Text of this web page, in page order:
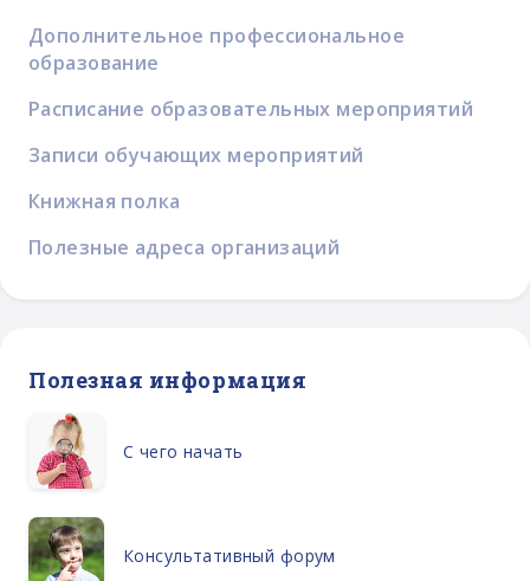
Дополнительное профессиональное
образование
Расписание образовательных мероприятий
Записи обучающих мероприятий
Книжная полка
Полезные адреса организаций
Полезная информация
С чего начать
Консультативный форум